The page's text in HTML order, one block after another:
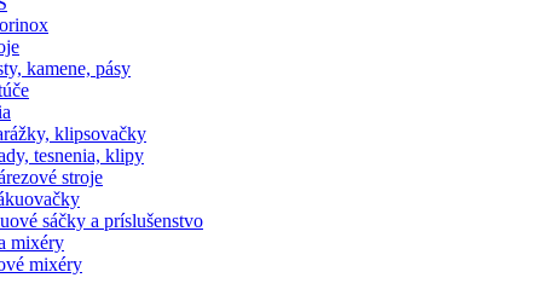
kamene, pásy
klipsovačky
tesnenia, klipy
stroje
sáčky a príslušenstvo
mixéry
mixéry